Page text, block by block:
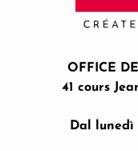
OFFICE
41 cours
Dal lunedì